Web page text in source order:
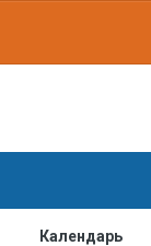
Календарь